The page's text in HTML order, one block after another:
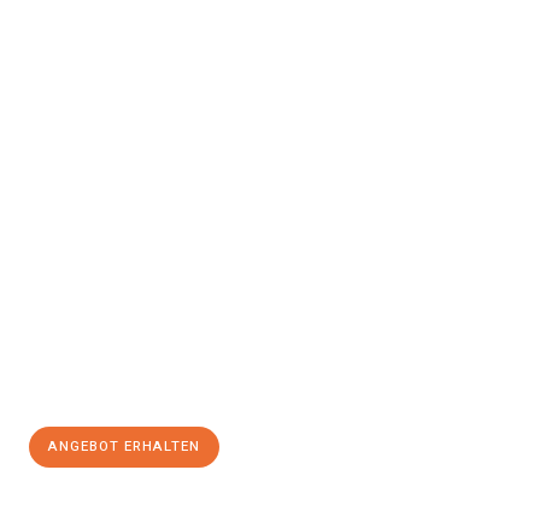
ANGEBOT ERHALTEN